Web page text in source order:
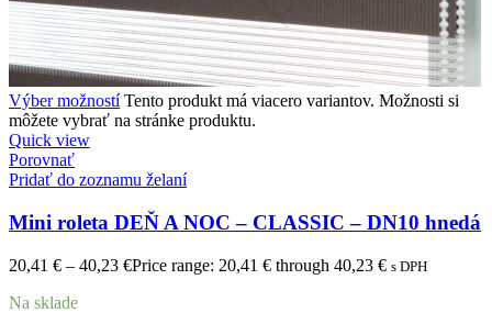
Výber možností Tento produkt má viacero variantov. Možnosti si
môžete vybrať na stránke produktu.
Quick view
Porovnať
Pridať do zoznamu želaní
Mini roleta DEŇ A NOC – CLASSIC – DN10 hnedá
20,41 € – 40,23 €Price range: 20,41 € through 40,23 € s DPH
Na sklade